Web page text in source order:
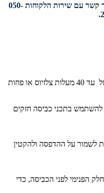
במידה והרכישה היא כמותית יש ליצור קשר עם שירות הלקוחות 050-
פחות
להשתמש בתכני כביסה חזקים
לשמור על ההדפסה ולהקטין
הפנימי לפני הכביסה, כדי